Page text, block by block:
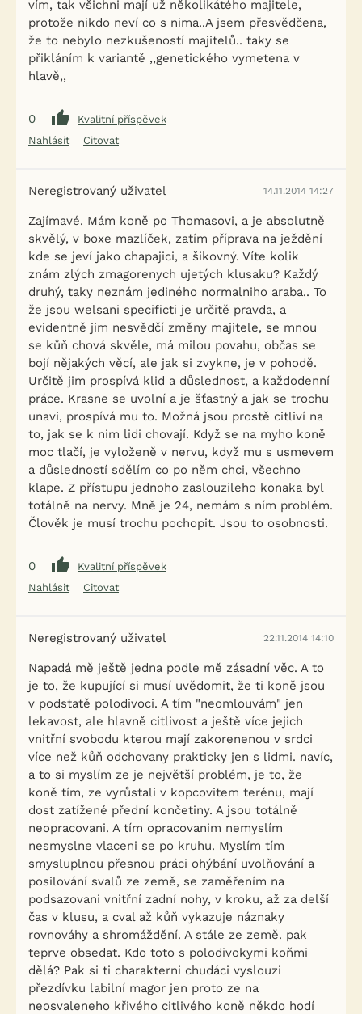
vím, tak všichni mají už několikátého majitele,
protože nikdo neví co s nima..A jsem přesvědčena,
že to nebylo nezkušeností majitelů.. taky se
přikláním k variantě ,,genetického vymetena v
hlavě,,
0
Kvalitní příspěvek
Nahlásit
Citovat
Neregistrovaný uživatel 14.11.2014 14:27
Zajímavé. Mám koně po Thomasovi, a je absolutně
skvělý, v boxe mazlíček, zatím příprava na ježdění
kde se jeví jako chapajici, a šikovný. Víte kolik
znám zlých zmagorenych ujetých klusaku? Každý
druhý, taky neznám jediného normalniho araba.. To
že jsou welsani specificti je určitě pravda, a
evidentně jim nesvědčí změny majitele, se mnou
se kůň chová skvěle, má milou povahu, občas se
bojí nějakých věcí, ale jak si zvykne, je v pohodě.
Určitě jim prospívá klid a důslednost, a každodenní
práce. Krasne se uvolní a je šťastný a jak se trochu
unavi, prospívá mu to. Možná jsou prostě citliví na
to, jak se k nim lidi chovají. Když se na myho koně
moc tlačí, je vyloženě v nervu, když mu s usmevem
a důsledností sdělím co po něm chci, všechno
klape. Z přístupu jednoho zaslouzileho konaka byl
totálně na nervy. Mně je 24, nemám s ním problém.
Člověk je musí trochu pochopit. Jsou to osobnosti.
0
Kvalitní příspěvek
Nahlásit
Citovat
Neregistrovaný uživatel 22.11.2014 14:10
Napadá mě ještě jedna podle mě zásadní věc. A to
je to, že kupující si musí uvědomit, že ti koně jsou
v podstatě polodivoci. A tím "neomlouvám" jen
lekavost, ale hlavně citlivost a ještě více jejich
vnitřní svobodu kterou mají zakorenenou v srdci
více než kůň odchovany prakticky jen s lidmi. navíc,
a to si myslím ze je největší problém, je to, že
koně tím, ze vyrůstali v kopcovitem terénu, mají
dost zatížené přední končetiny. A jsou totálně
neopracovani. A tím opracovanim nemyslím
nesmyslne vlaceni se po kruhu. Myslím tím
smysluplnou přesnou práci ohýbání uvolňování a
posilování svalů ze země, se zaměřením na
podsazovani vnitřní zadní nohy, v kroku, až za delší
čas v klusu, a cval až kůň vykazuje náznaky
rovnováhy a shromáždění. A stále ze země. pak
teprve obsedat. Kdo toto s polodivokymi koňmi
dělá? Pak si ti charakterni chudáci vyslouzi
přezdívku labilní magor jen proto ze na
neosvaleneho křivého citlivého koně někdo hodí